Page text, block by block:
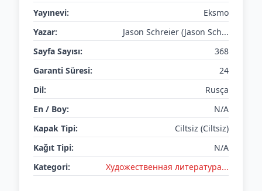
Yayınevi:
Eksmo
Yazar:
Jason Schreier (Jason Sch...
Sayfa Sayısı:
368
Garanti Süresi:
24
Dil:
Rusça
En / Boy:
N/A
Kapak Tipi:
Ciltsiz (Ciltsiz)
Kağıt Tipi:
N/A
Kategori:
Художественная литература...